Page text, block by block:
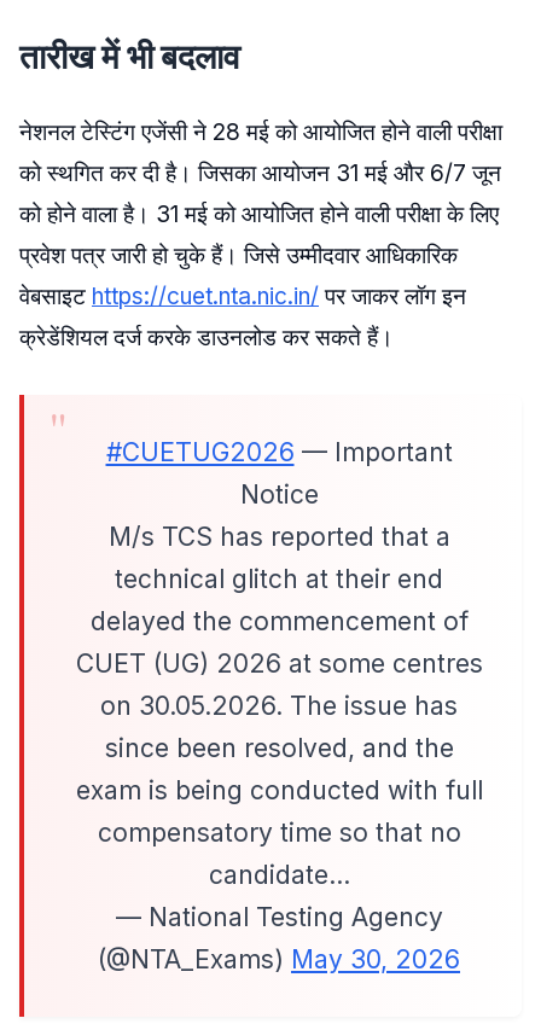
तारीख में भी बदलाव
नेशनल टेस्टिंग एजेंसी ने 28 मई को आयोजित होने वाली परीक्षा
को स्थगित कर दी है। जिसका आयोजन 31 मई और 6/7 जून
को होने वाला है। 31 मई को आयोजित होने वाली परीक्षा के लिए
प्रवेश पत्र जारी हो चुके हैं। जिसे उम्मीदवार आधिकारिक
वेबसाइट https://cuet.nta.nic.in/पर जाकर लॉग इन
क्रेडेंशियल दर्ज करके डाउनलोड कर सकते हैं।
#CUETUG2026 — Important
Notice
M/s TCS has reported that a
technical glitch at their end
delayed the commencement of
CUET (UG) 2026 at some centres
on 30.05.2026. The issue has
since been resolved, and the
exam is being conducted with full
compensatory time so that no
candidate…
— National Testing Agency
(@NTA_Exams) May 30, 2026